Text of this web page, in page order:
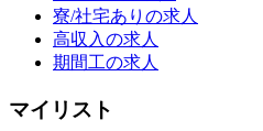
寮/社宅ありの求人
高収入の求人
期間工の求人
マイリスト